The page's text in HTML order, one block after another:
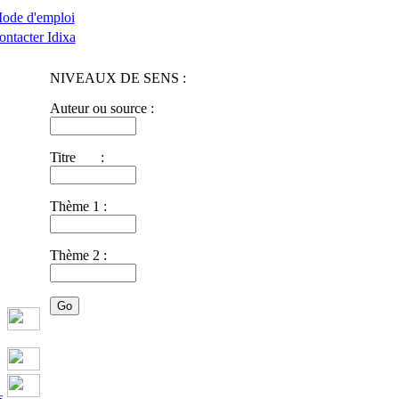
d'emploi
Idixa
NIVEAUX DE SENS :
Auteur ou source :
Titre :
Thème 1 :
Thème 2 :